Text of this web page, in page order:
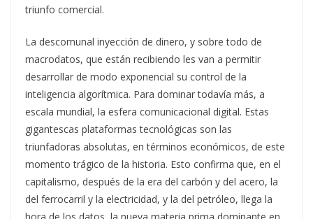
triunfo comercial.
La descomunal inyección de dinero, y sobre todo de
macrodatos, que están recibiendo les van a permitir
desarrollar de modo exponencial su control de la
inteligencia algorítmica. Para dominar todavía más, a
escala mundial, la esfera comunicacional digital. Estas
gigantescas plataformas tecnológicas son las
triunfadoras absolutas, en términos económicos, de este
momento trágico de la historia. Esto confirma que, en el
capitalismo, después de la era del carbón y del acero, la
del ferrocarril y la electricidad, y la del petróleo, llega la